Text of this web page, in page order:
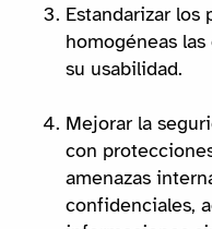
Estandarizar los
homogéneas
su usabilidad.
Mejorar la
con
amenazas
confidenciales,